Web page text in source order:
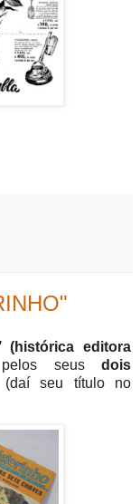
(histórica editora
seusdois
seu título no